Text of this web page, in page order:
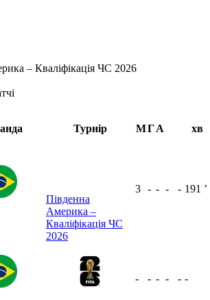
– Кваліфікація ЧС 2026
Турнір МГА хв
Південна
Америка –
Кваліфікація ЧС
2026
3 - - - - 191 ʼ
- - - - - -